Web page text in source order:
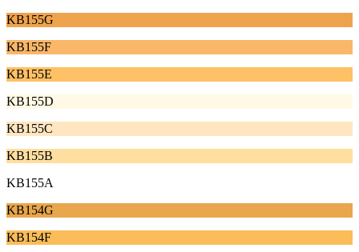
KB155G
KB155F
KB155E
KB155D
KB155C
KB155B
KB155A
KB154G
KB154F